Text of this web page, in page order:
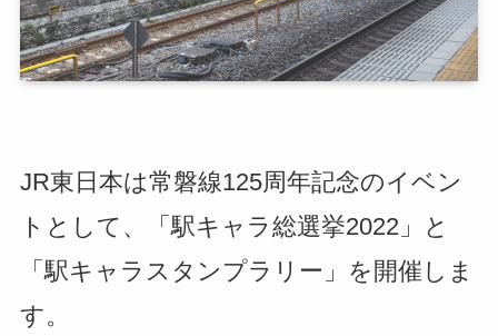
JR東日本は常磐線125周年記念のイベン
トとして、「駅キャラ総選挙2022」と
「駅キャラスタンプラリー」を開催しま
す。